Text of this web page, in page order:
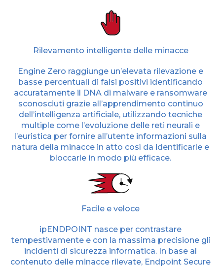
Rilevamento intelligente delle minacce
Engine Zero raggiunge un’elevata rilevazione e
basse percentuali di falsi positivi identificando
accuratamente il DNA di malware e ransomware
sconosciuti grazie all’apprendimento continuo
dell’intelligenza artificiale, utilizzando tecniche
multiple come l’evoluzione delle reti neurali e
l’euristica per fornire all’utente informazioni sulla
natura della minacce in atto così da identificarle e
bloccarle in modo più efficace.
Facile e veloce
ipENDPOINT nasce per contrastare
tempestivamente e con la massima precisione gli
incidenti di sicurezza informatica. In base al
contenuto delle minacce rilevate, Endpoint Secure